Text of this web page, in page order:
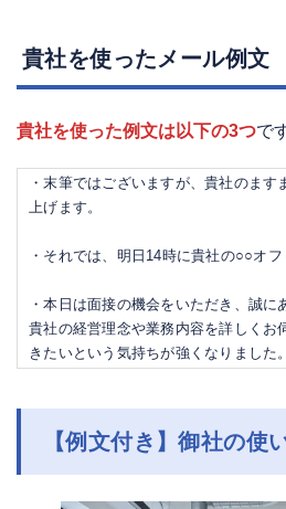
貴社を使ったメール例文
貴社を使った例文は以下の3つで
・末筆ではございますが、貴社のます
上げます。
・それでは、明日14時に貴社の○○オフ
・本日は面接の機会をいただき、誠に
貴社の経営理念や業務内容を詳しくお
きたいという気持ちが強くなりました。
【例文付き】御社の使